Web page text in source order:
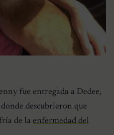
fue entregada a Dedee,
descubrieron que
de la enfermedad del